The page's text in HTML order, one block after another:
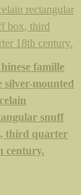
famille
silver-mounted
snuff
third quarter
century.